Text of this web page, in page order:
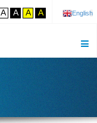
A A A A English